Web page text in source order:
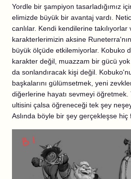
Yordle bir şampiyon tasarladığımız
elimizde büyük bir avantaj vardı.
canlılar. Kendi kendilerine takılıyorlar
karakterlerimizin aksine
büyük ölçüde etkilemiyorlar. Kobuko
karakter değil, muazzam bir gücü
da sonlandıracak kişi değil.
başkalarını gülümsetmek, yeni
diğerlerine hayatı sevmeyi öğretmek.
ultisini çalsa öğreneceği tek şey
Aslında böyle bir şey gerçekleşse hiç